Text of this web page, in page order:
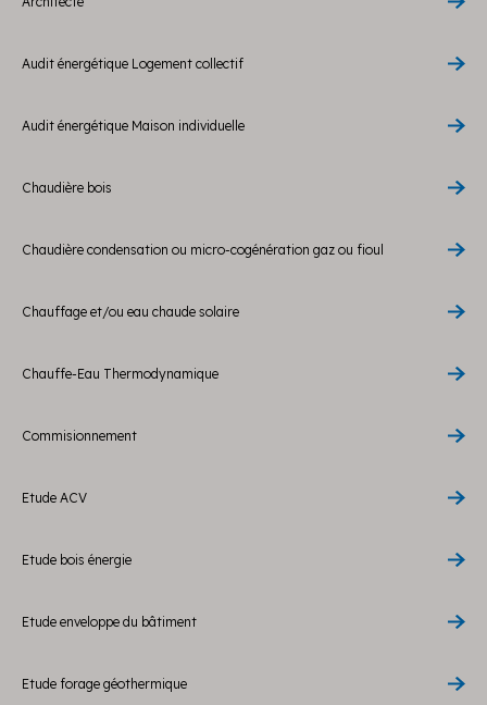
Audit énergétique Logement collectif
Audit énergétique Maison individuelle
Chaudière bois
Chaudière condensation ou micro-cogénération gaz ou fioul
Chauffage et/ou eau chaude solaire
Chauffe-Eau Thermodynamique
Commisionnement
Etude ACV
Etude bois énergie
Etude enveloppe du bâtiment
Etude forage géothermique